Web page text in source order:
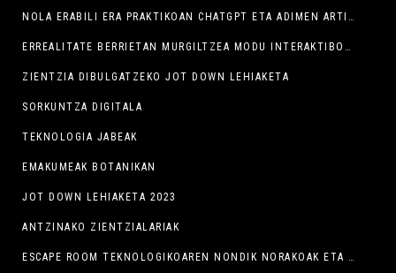
NOLA ERABILI ERA PRAKTIKOAN CHATGPT ETA ADIMEN ARTIFIZIALEKO BESTE TRESNA SORTZAILE BATZUK
ERREALITATE BERRIETAN MURGILTZEA MODU INTERAKTIBOAN
ZIENTZIA DIBULGATZEKO JOT DOWN LEHIAKETA
SORKUNTZA DIGITALA
TEKNOLOGIA JABEAK
EMAKUMEAK BOTANIKAN
JOT DOWN LEHIAKETA 2023
ANTZINAKO ZIENTZIALARIAK
ESCAPE ROOM TEKNOLOGIKOAREN NONDIK NORAKOAK ETA HELBURUAK